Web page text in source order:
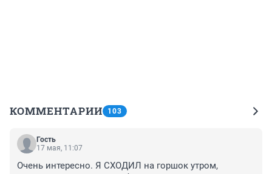
КОММЕНТАРИИ 103
Гость
17 мая, 11:07
Очень интересно. Я СХОДИЛ на горшок утром,